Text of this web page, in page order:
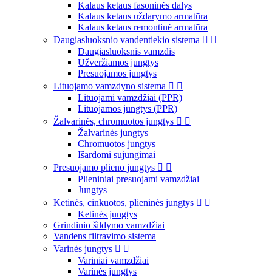
Kalaus ketaus fasoninės dalys
Kalaus ketaus uždarymo armatūra
Kalaus ketaus remontinė armatūra
Daugiasluoksnio vandentiekio sistema  
Daugiasluoksnis vamzdis
Užveržiamos jungtys
Presuojamos jungtys
Lituojamo vamzdyno sistema  
Lituojami vamzdžiai (PPR)
Lituojamos jungtys (PPR)
Žalvarinės, chromuotos jungtys  
Žalvarinės jungtys
Chromuotos jungtys
Išardomi sujungimai
Presuojamo plieno jungtys  
Plieniniai presuojami vamzdžiai
Jungtys
Ketinės, cinkuotos, plieninės jungtys  
Ketinės jungtys
Grindinio šildymo vamzdžiai
Vandens filtravimo sistema
Varinės jungtys  
Variniai vamzdžiai
Varinės jungtys